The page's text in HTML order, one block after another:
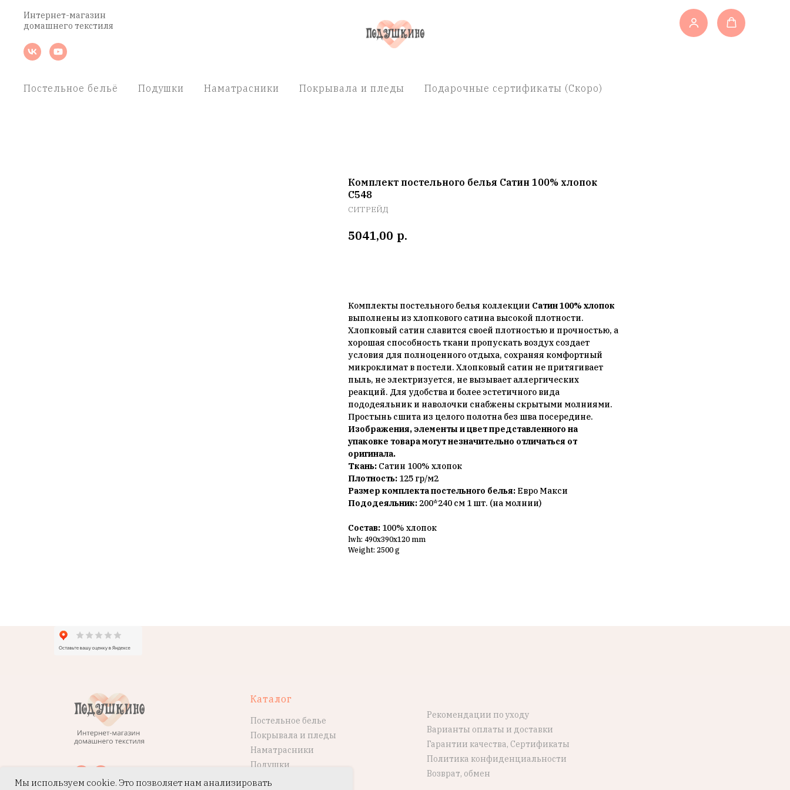
Интернет-магазин
домашнего текстиля
Постельное бельё Подушки Наматрасники Покрывала и пледы Подарочные сертификаты (Скоро)
Комплект постельного белья Сатин 100% хлопок
C548
СИТРЕЙД
5041,00 р.
Комплекты постельного белья коллекции Сатин 100% хлопок
выполнены из хлопкового сатина высокой плотности.
Хлопковый сатин славится своей плотностью и прочностью, а
хорошая способность ткани пропускать воздух создает
условия для полноценного отдыха, сохраняя комфортный
микроклимат в постели. Хлопковый сатин не притягивает
пыль, не электризуется, не вызывает аллергических
реакций. Для удобства и более эстетичного вида
пододеяльник и наволочки снабжены скрытыми молниями.
Простынь сшита из целого полотна без шва посередине.
Изображения, элементы и цвет представленного на
упаковке товара могут незначительно отличаться от
оригинала.
Ткань: Сатин 100% хлопок
Плотность: 125 гр/м2
Размер комплекта постельного белья: Евро Макси
Пододеяльник: 200*240 см 1 шт. (на молнии)
Состав: 100% хлопок
lwh: 490x390x120 mm
Weight: 2500 g
Каталог
Постельное белье
Покрывала и пледы
Наматрасники
Подушки
Рекомендации по уходу
Варианты оплаты и доставки
Гарантии качества, Сертификаты
Политика конфиденциальности
Возврат, обмен
Мы используем cookie. Это позволяет нам анализировать